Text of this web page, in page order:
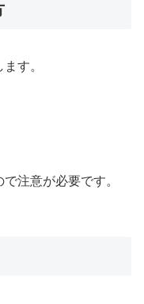
す。
注意が必要です。